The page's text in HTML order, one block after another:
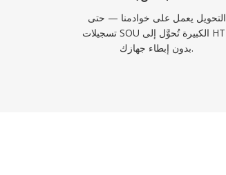
التحويل يعمل على خوادمنا — حتى
تسجيلات SOU الكبيرة تُحوَّل إلى HTK
بدون إبطاء جهازك.